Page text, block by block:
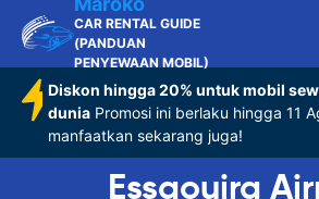
CAR RENTAL GUIDE
(PANDUAN
PENYEWAAN MOBIL)
Diskon hingga 20% untuk mobil
dunia Promosi ini berlaku hingga 11
manfaatkan sekarang juga!
Essaouira